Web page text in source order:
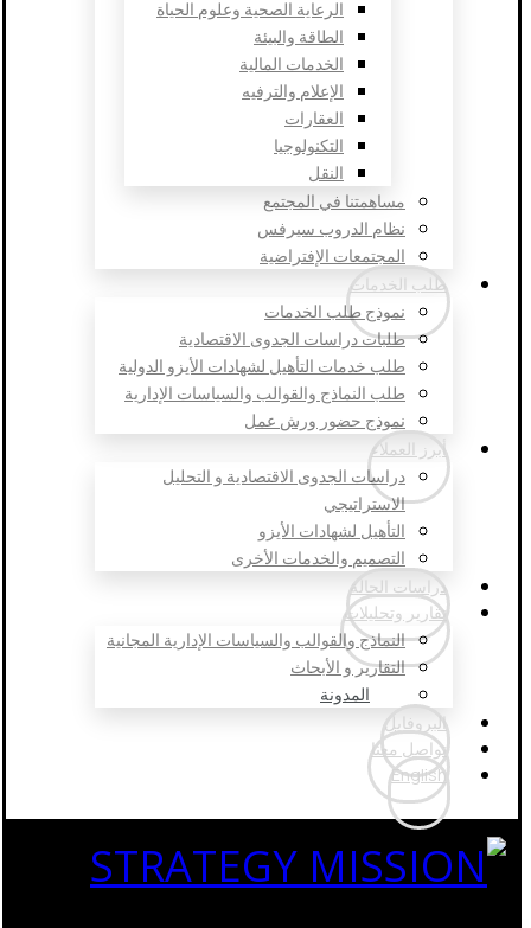
الرعاية الصحية وعلوم الحياة
الطاقة والبيئة
الخدمات المالية
الإعلام والترفيه
العقارات
التكنولوجيا
النقل
مساهمتنا في المجتمع
نظام الدروب سيرفس
المجتمعات الإفتراضية
طلب الخدمات
نموذج طلب الخدمات
طلبات دراسات الجدوى الاقتصادية
طلب خدمات التأهيل لشهادات الأيزو الدولية
طلب النماذج والقوالب والسياسات الإدارية
نموذج حضور ورش عمل
أبرز العملاء
دراسات الجدوى الاقتصادية و التحليل
الاستراتيجي
التأهيل لشهادات الأيزو
التصميم والخدمات الأخرى
دراسات الحالة
تقارير وتحليلات
النماذج والقوالب والسياسات الإدارية المجانية
التقارير و الأبحاث
المدونة
البروفايل
تواصل معنا
English